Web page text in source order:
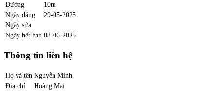
Đường
10m
Ngày đăng
29-05-2025
Ngày sửa
Ngày hết hạn 03-06-2025
Thông tin liên hệ
Họ và tên Nguyễn Minh
Địa chỉ
Hoàng Mai